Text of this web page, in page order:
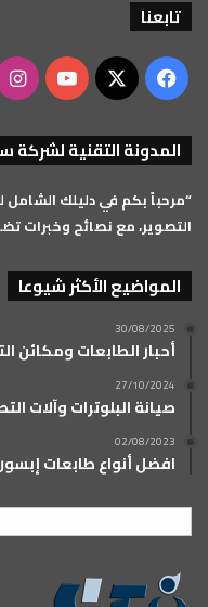
تابعنا
فيسبوك
‫X
المدونة التقنية لشركة
“مرحباً بكم في دليلك الشامل
التصوير، مع نصائح وخبرات
المواضيع الأكثر شيوعا
30/08/2025
أحبار الطابعات ومكائن
27/10/2024
صيانة البلوترات وآلات
02/08/2023
افضل أنواع طابعات